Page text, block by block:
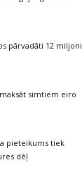
pārvadāti 12 miljoni
simtiem eiro
pieteikums tiek
dēļ